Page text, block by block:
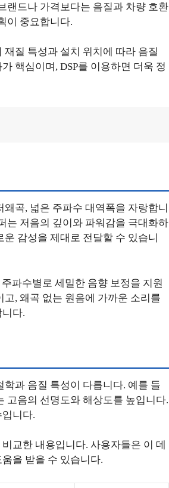
랜드나 가격보다는 음질과 차량 호환
이 중요합니다.
질 특성과 설치 위치에 따라 음질
핵심이며, DSP를 이용하면 더욱 정
곡, 넓은 주파수 대역폭을 자랑합니
는 저음의 깊이와 파워감을 극대화하
감성을 제대로 전달할 수 있습니
파수별로 세밀한 음향 보정을 지원
, 왜곡 없는 원음에 가까운 소리를
다.
과 음질 특성이 다릅니다. 예를 들
고음의 선명도와 해상도를 높입니다.
니다.
교한 내용입니다. 사용자들은 이 데
을 받을 수 있습니다.